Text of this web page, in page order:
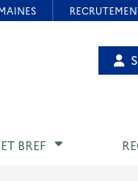
Menu
BREF